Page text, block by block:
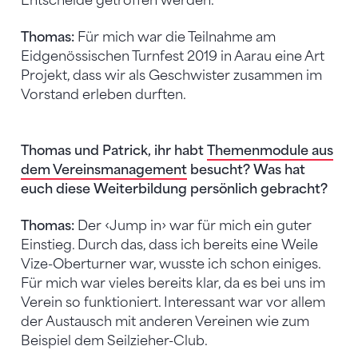
Thomas: Für mich war die Teilnahme am
Eidgenössischen Turnfest 2019 in Aarau eine Art
Projekt, dass wir als Geschwister zusammen im
Vorstand erleben durften.
Thomas und Patrick, ihr habt Themenmodule aus
dem Vereinsmanagement besucht? Was hat
euch diese Weiterbildung persönlich gebracht?
Thomas: Der ‹Jump in› war für mich ein guter
Einstieg. Durch das, dass ich bereits eine Weile
Vize-Oberturner war, wusste ich schon einiges.
Für mich war vieles bereits klar, da es bei uns im
Verein so funktioniert. Interessant war vor allem
der Austausch mit anderen Vereinen wie zum
Beispiel dem Seilzieher-Club.